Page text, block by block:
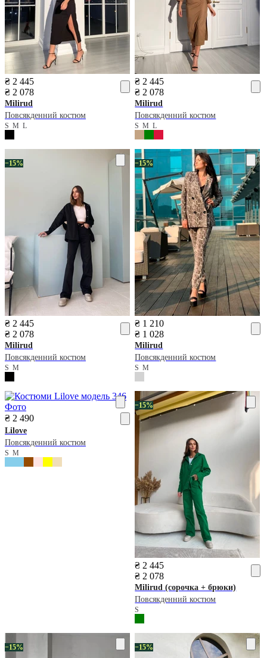
₴ 2 445
₴ 2 078
Milirud
Повсякденний костюм
S M L
₴ 2 445
₴ 2 078
Milirud
Повсякденний костюм
SML
−15%
₴ 2 445
₴ 2 078
Milirud
Повсякденний костюм
S M
−15%
₴ 1 210
₴ 1 028
Milirud
Повсякденний костюм
SM
₴ 2 490
Lilove
Повсякденний костюм
S M
−15%
₴ 2 445
₴ 2 078
Milirud (сорочка + брюки)
Повсякденний костюм
S
−15% −15%